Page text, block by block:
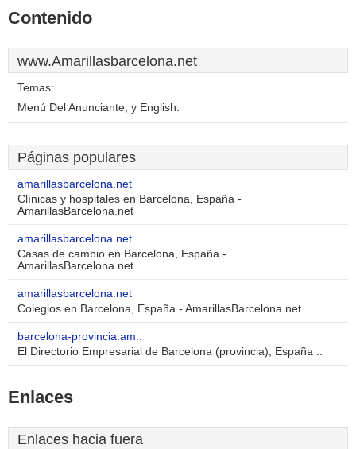
Contenido
www.Amarillasbarcelona.net
Temas:
Menú Del Anunciante, y English.
Páginas populares
amarillasbarcelona.net
Clínicas y hospitales en Barcelona, España -
AmarillasBarcelona.net
amarillasbarcelona.net
Casas de cambio en Barcelona, España -
AmarillasBarcelona.net
amarillasbarcelona.net
Colegios en Barcelona, España - AmarillasBarcelona.net
barcelona-provincia.am..
El Directorio Empresarial de Barcelona (provincia), España ..
Enlaces
Enlaces hacia fuera